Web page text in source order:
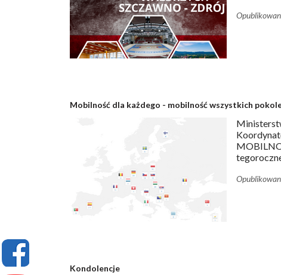
Mobilność dla każdego - mobilność wszystkich
Kondolencje